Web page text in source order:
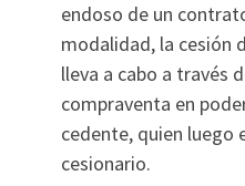
endoso de un
modalidad, la cesión
lleva a cabo a través
compraventa en
cedente, quien luego
cesionario.